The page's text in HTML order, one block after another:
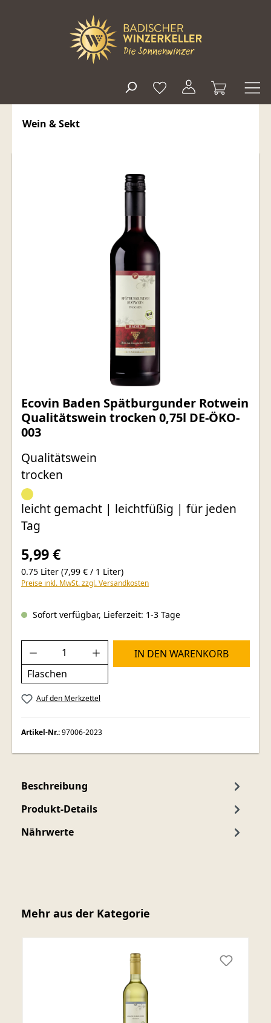
Wein & Sekt
Bildergalerie überspringen
Ecovin Baden Spätburgunder Rotwein
Qualitätswein trocken 0,75l DE-ÖKO-
003
leicht gemacht | leichtfüßig | für jeden
Tag
trocken
Qualitätswein
5,99 €
0.75 Liter (7,99 € / 1 Liter)
Preise inkl. MwSt. zzgl. Versandkosten
Sofort verfügbar, Lieferzeit: 1-3 Tage
Produkt Anzahl: Gib den gewünschten
Flaschen
IN DEN WARENKORB
Auf den Merkzettel
Artikel-Nr.:97006-2023
Beschreibung
Produkt-Details
Nährwerte
Produktgalerie überspringen
Mehr aus der Kategorie